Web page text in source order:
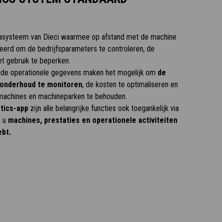
van Dieci waarmee op afstand met de machine
om de bedrijfsparameters te controleren, de
gebruik te beperken.
operationele gegevens maken het mogelijk om de
te monitoren, de kosten te optimaliseren en
en machineparken te behouden.
appzijn alle belangrijke functies ook toegankelijk via
u machines, prestaties en operationele activiteiten